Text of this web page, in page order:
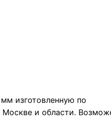
изготовленную по
и области.